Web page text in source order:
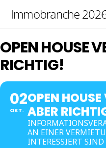
Immobranche
OPEN HOUSE
RICHTIG!
02
OKT.
OPEN
ABER
AN EINER
INTERESSIERT SIND